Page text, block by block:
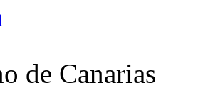
de Canarias